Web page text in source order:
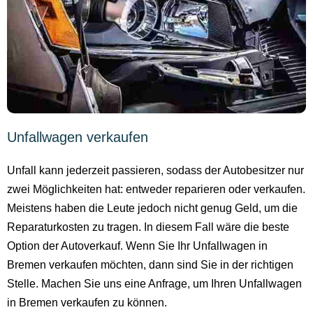
Unfallwagen verkaufen
Unfall kann jederzeit passieren, sodass der Autobesitzer nur
zwei Möglichkeiten hat: entweder reparieren oder verkaufen.
Meistens haben die Leute jedoch nicht genug Geld, um die
Reparaturkosten zu tragen. In diesem Fall wäre die beste
Option der Autoverkauf. Wenn Sie Ihr Unfallwagen in
Bremen verkaufen möchten, dann sind Sie in der richtigen
Stelle. Machen Sie uns eine Anfrage, um Ihren Unfallwagen
in Bremen verkaufen zu können.